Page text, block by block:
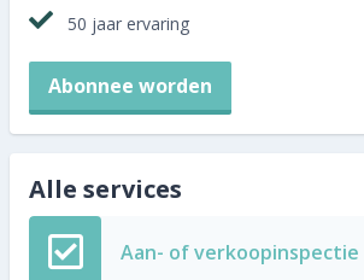
50 jaar ervaring
Abonnee worden
Alle services
Aan- of verkoopinspectie